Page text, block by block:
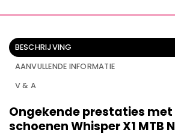
BESCHRIJVING
AANVULLENDE INFORMATIE
V & A
Ongekende prestaties met
schoenen Whisper X1 MTB